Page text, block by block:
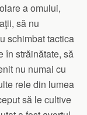
a omului,
să nu
schimbat tactica
în străinătate, să
nu numai cu
rele din lumea
să le cultive